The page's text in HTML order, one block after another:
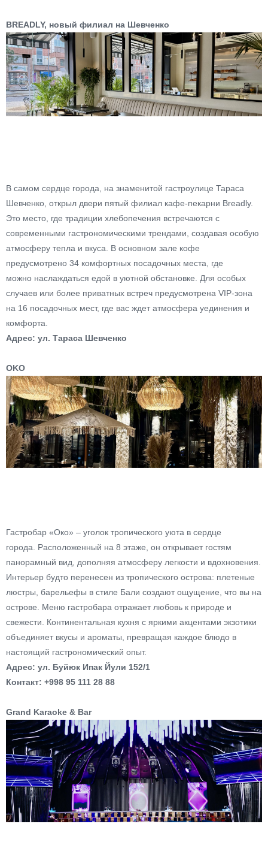
BREADLY, новый филиал на Шевченко
В самом сердце города, на знаменитой гастроулице Тараса
Шевченко, открыл двери пятый филиал кафе-пекарни Breadly.
Это место, где традиции хлебопечения встречаются с
современными гастрономическими трендами, создавая особую
атмосферу тепла и вкуса. В основном зале кофе
предусмотрено 34 комфортных посадочных места, где
можно наслаждаться едой в уютной обстановке. Для особых
случаев или более приватных встреч предусмотрена VIP-зона
на 16 посадочных мест, где вас ждет атмосфера уединения и
комфорта.
Адрес: ул. Тараса Шевченко
OKO
Гастробар «Око» – уголок тропического уюта в сердце
города. Расположенный на 8 этаже, он открывает гостям
панорамный вид, дополняя атмосферу легкости и вдохновения.
Интерьер будто перенесен из тропического острова: плетеные
люстры, барельефы в стиле Бали создают ощущение, что вы на
острове. Меню гастробара отражает любовь к природе и
свежести. Континентальная кухня с яркими акцентами экзотики
объединяет вкусы и ароматы, превращая каждое блюдо в
настоящий гастрономический опыт.
Адрес: ул. Буйюк Ипак Йули 152/1
Контакт: +998 95 111 28 88
Grand Karaoke & Bar